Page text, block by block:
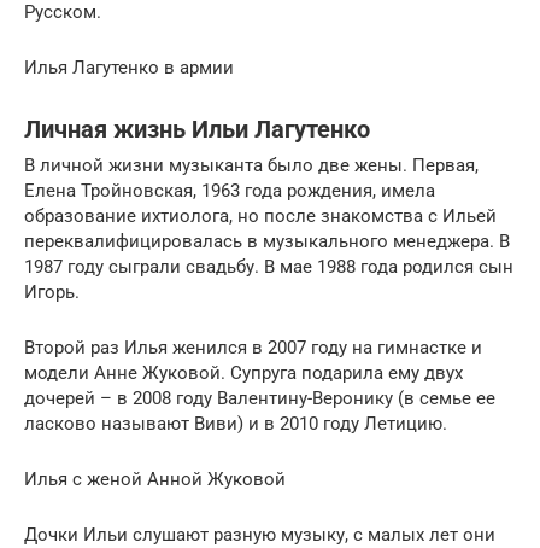
Русском.
Илья Лагутенко в армии
Личная жизнь Ильи Лагутенко
В личной жизни музыканта было две жены. Первая,
Елена Тройновская, 1963 года рождения, имела
образование ихтиолога, но после знакомства с Ильей
переквалифицировалась в музыкального менеджера. В
1987 году сыграли свадьбу. В мае 1988 года родился сын
Игорь.
Второй раз Илья женился в 2007 году на гимнастке и
модели Анне Жуковой. Супруга подарила ему двух
дочерей – в 2008 году Валентину-Веронику (в семье ее
ласково называют Виви) и в 2010 году Летицию.
Илья с женой Анной Жуковой
Дочки Ильи слушают разную музыку, с малых лет они